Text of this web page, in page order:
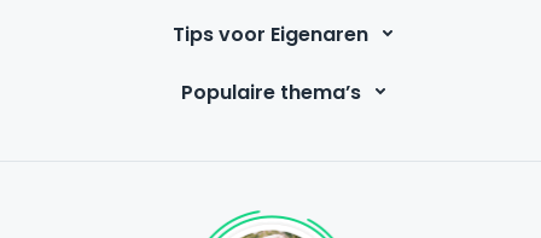
Tips voor Eigenaren
Populaire thema’s